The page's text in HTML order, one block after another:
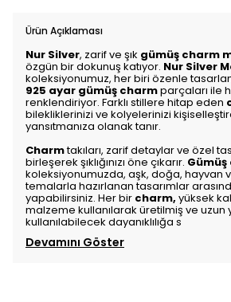
Ürün Açıklaması
Nur Silver, zarif ve şık gümüş charm
özgün bir dokunuş katıyor. Nur Silver
koleksiyonumuz, her biri özenle
925 ayar gümüş charmparçaları ile
renklendiriyor. Farklı stillere hitap eden
bilekliklerinizi ve kolyelerinizi
yansıtmanıza olanak tanır.
Charmtakıları, zarif detaylar ve özel
birleşerek şıklığınızı öne çıkarır.
koleksiyonumuzda, aşk, doğa, hayvan
temalarla hazırlanan tasarımlar
yapabilirsiniz. Her bir charm, yüksek
malzeme kullanılarak üretilmiş ve uzun
kullanılabilecek dayanıklılığa s
Devamını Göster